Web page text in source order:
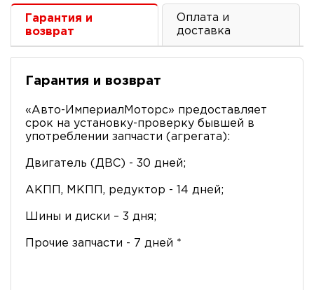
Гарантия и
возврат
Оплата и
доставка
Гарантия и возврат
«Авто-ИмпериалМоторс» предоставляет
срок на установку-проверку бывшей в
употреблении запчасти (агрегата):
Двигатель (ДВС) - 30 дней;
АКПП, МКПП, редуктор - 14 дней;
Шины и диски – 3 дня;
Прочие запчасти - 7 дней *